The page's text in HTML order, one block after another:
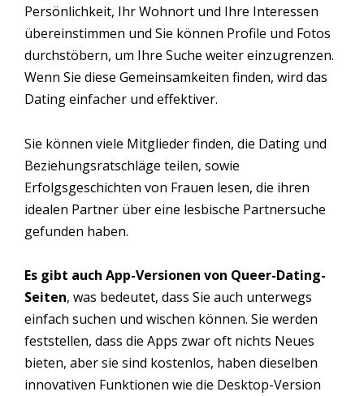
Persönlichkeit, Ihr Wohnort und Ihre Interessen
übereinstimmen und Sie können Profile und Fotos
durchstöbern, um Ihre Suche weiter einzugrenzen.
Wenn Sie diese Gemeinsamkeiten finden, wird das
Dating einfacher und effektiver.
Sie können viele Mitglieder finden, die Dating und
Beziehungsratschläge teilen, sowie
Erfolgsgeschichten von Frauen lesen, die ihren
idealen Partner über eine lesbische Partnersuche
gefunden haben.
Es gibt auch App-Versionen von Queer-Dating-
Seiten, was bedeutet, dass Sie auch unterwegs
einfach suchen und wischen können. Sie werden
feststellen, dass die Apps zwar oft nichts Neues
bieten, aber sie sind kostenlos, haben dieselben
innovativen Funktionen wie die Desktop-Version